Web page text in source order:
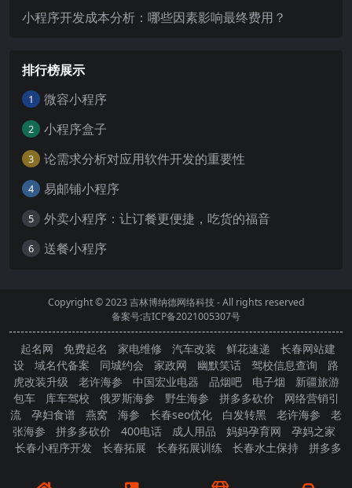
小程序开发成本分析：哪些因素影响最终费用？
排行榜展示
1 微容小程序
2 小程序盒子
3 论需求分析对应用软件开发的重要性
4 易邮铺小程序
5 外卖小程序：让订餐更便捷，吃货的福音
6 送餐小程序
Copyright © 2023吉林博纳德网络科技- All rights reserved
备案号:吉ICP备2021005307号
起名网 免费起名 家电维修 汽车改装 鲜花速递
长春网站建
设
域名代备案 同城约会 家政网 幽默笑话 驾校信息查询
路
虎改装升级
老许海参 中国宏业电器 品烟吧 电子烟
新疆旅游
包车
库车驾校 俄罗斯海参 野生海参 拼多多砍价
网络营销引
流
孕妇食谱 燕窝 海参 长春seo优化 白发转黑 老许海参
老
张海参
拼多多砍价 400电话 成人用品 妈妈孕育网
孕妈之家
长春小程序开发
长春拓展 长春拓展训练 长春水土保持
拼多多